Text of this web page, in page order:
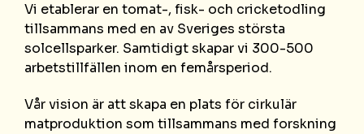
Vi etablerar en tomat-, fisk- och cricketodling
tillsammans med en av Sveriges största
solcellsparker. Samtidigt skapar vi 300-500
arbetstillfällen inom en femårsperiod.
Vår vision är att skapa en plats för cirkulär
matproduktion som tillsammans med forskning